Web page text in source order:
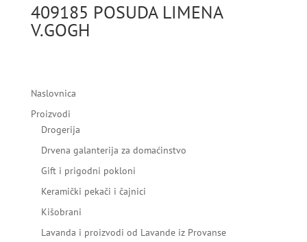
409185 POSUDA LIMENA
V.GOGH
Naslovnica
Proizvodi
Drogerija
Drvena galanterija za domaćinstvo
Gift i prigodni pokloni
Keramički pekači i čajnici
Kišobrani
Lavanda i proizvodi od Lavande iz Provanse